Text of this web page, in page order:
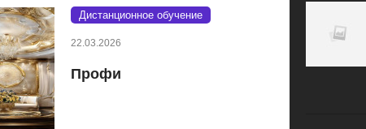
Дистанционное обучение
22.03.2026
Профи